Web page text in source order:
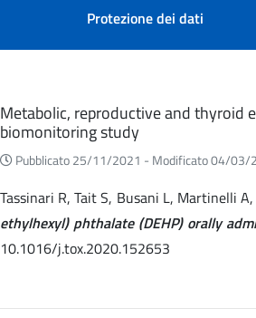
Protezione dei dati
Eventi
Metabolic, reproductive and thyroid
biomonitoring study
Pubblicato 25/11/2021 - Modificato 04/03/
Tassinari R, Tait S, Busani L, Martinelli
ethylhexyl) phthalate (DEHP) orally
10.1016/j.tox.2020.152653